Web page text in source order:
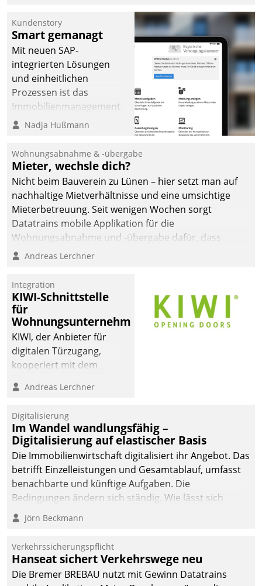
Kundenstory
Smart gemanagt
Mit neuen SAP-
integrierten Lösungen
und einheitlichen
Prozessen ist das
Immobilienmanagement
der Bayerischen
Ressort Kapitalanlage für
künftige Aufgaben und
Herausforderungen
gerüstet.
Nadja Hußmann
Wohnungsabnahme & -übergabe
Mieter, wechsle dich?
Nicht beim Bauverein zu Lünen – hier setzt man auf
nachhaltige Mietverhältnisse und eine umsichtige
Mieterbetreuung. Seit wenigen Wochen sorgt
Datatrains mobile Applikation für die
Wohnungsabnahme und -übergabe dafür, dass
Mieter wohlgeordnet kommen und, so es sein muss,
Andreas Lerchner
Integration
KIWI-Schnittstelle
für
Wohnungsunternehmen
KIWI, der Anbieter für
digitalen Türzugang,
kooperiert mit dem
Softwareentwicklungshaus
Andreas Lerchner
Digitalisierung
Im Wandel wandlungsfähig –
Digitalisierung auf elastischer Basis
Die Immobilienwirtschaft digitalisiert ihr Angebot. Das
betrifft Einzelleistungen und Gesamtablauf, umfasst
benachbarte und künftige Aufgaben. Die
Bedingungen ändern sich ständig. Wie lässt sich
technisch die Kontrolle wahren und zugleich Freiraum
fürs Wachsen öffnen?
Jörn Beckmann
Verkehrssicherungspflicht
Hanseat sichert Verkehrswege neu
Die Bremer BREBAU nutzt mit Gewinn Datatrains